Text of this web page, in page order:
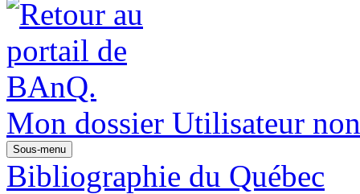
Mon dossier Utilisateur
Sous-menu
Bibliographie du Québec